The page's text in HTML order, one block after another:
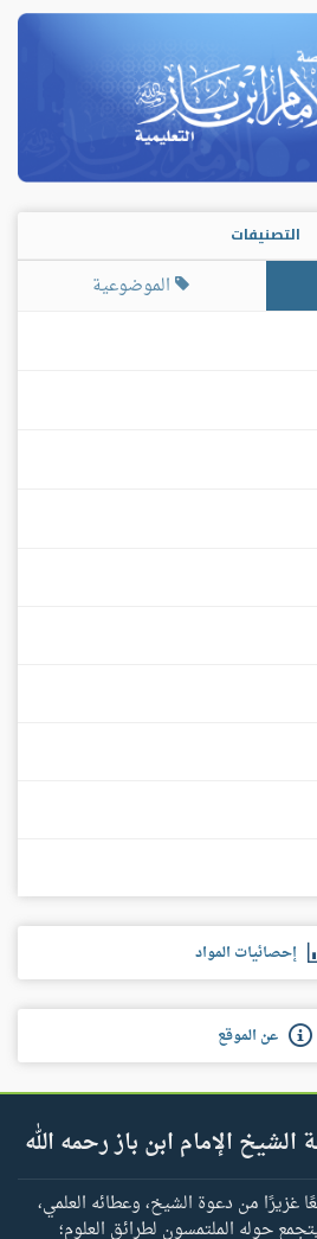
التصنيفات
الموضوعية
إحصائيات المواد
عن الموقع
الإمام ابن باز رحمه الله
من دعوة الشيخ، وعطائه العلمي،
حوله الملتمسون لطرائق العلوم؛